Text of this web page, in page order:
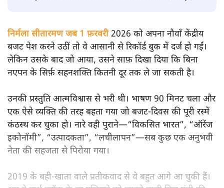
सतीश झा
मोदी सरकार का बजट 2026 बड़े बदलाव का वादा करता दिखता है,
और ठहरे फैसलों के बीच बजट की आलोचनात्मक समीक्षा पढ़िए।
बजट पेश करने उठीं तो वे आसानी से रिकॉर्ड बुक में दर्ज हो गईं।
लेकिन उसके बाद जो आया, उसने साफ़ दिखा दिया कि बिना